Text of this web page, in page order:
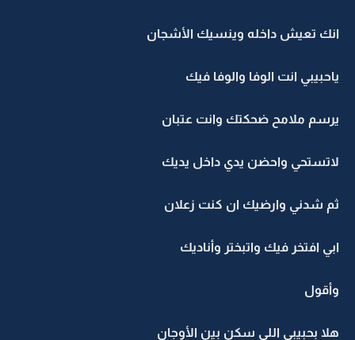
انك تعيش داخله وينسيك الأشجان
ياحبيبي انت الوفا والوفا فيك
يرسم ملامح ضحكتك وانت عتبان
لاتستحي واحضن يدي داخل يديك
ثم شدني وارضيك ان كنت زعلان
ابي افتخر فيك واتبختر وأناديك
وأقول
هلا بحبيبي اللي سكن بين الأوجان